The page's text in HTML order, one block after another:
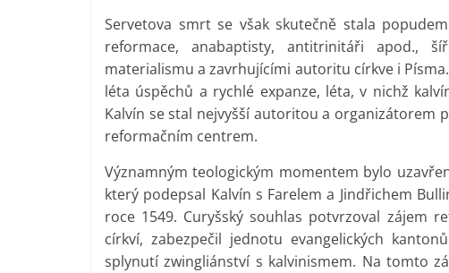
Servetova smrt se však skutečně stala
reformace, anabaptisty, antitrinitáři apod.,
materialismu a zavrhujícími autoritu církve i
léta úspěchů a rychlé expanze, léta, v nichž
Kalvín se stal nejvyšší autoritou a organizátorem
reformačním centrem.
Významným teologickým momentem bylo
který podepsal Kalvín s Farelem a Jindřichem
roce 1549. Curyšský souhlas potvrzoval zájem
církví, zabezpečil jednotu evangelických
splynutí zwingliánství s kalvinismem. Na tomto